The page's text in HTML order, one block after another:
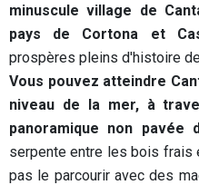
minuscule village de
pays de Cortona et
prospères pleins d'histoire
Vous pouvez atteindre
niveau de la mer, à
panoramique non
serpente entre les bois
pas le parcourir avec des